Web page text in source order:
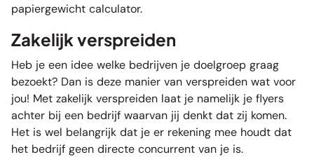
papiergewicht calculator.
Zakelijk verspreiden
Heb je een idee welke bedrijven je doelgroep graag
bezoekt? Dan is deze manier van verspreiden wat voor
jou! Met zakelijk verspreiden laat je namelijk je flyers
achter bij een bedrijf waarvan jij denkt dat zij komen.
Het is wel belangrijk dat je er rekening mee houdt dat
het bedrijf geen directe concurrent van je is.